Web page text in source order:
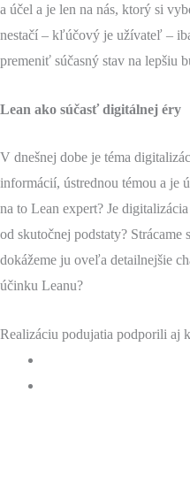
a účel a je len na nás, ktorý si
nestačí – kľúčový je užívateľ –
premeniť súčasný stav na lepšiu
Lean ako súčasť digitálnej éry
V dnešnej dobe je téma
informácií, ústrednou témou a je
na to Lean expert? Je
od skutočnej podstaty? Strácame
dokážeme ju oveľa detailnejšie
účinku Leanu?
Realizáciu podujatia podporili aj